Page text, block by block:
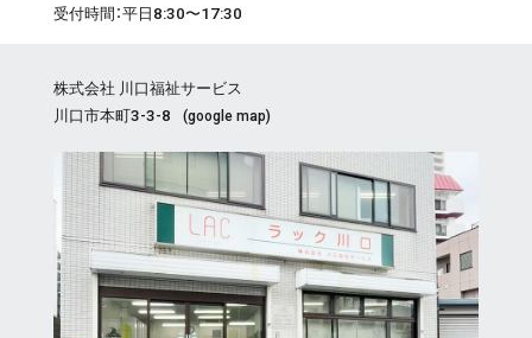
受付時間：平日8:30〜17:30
株式会社 川口福祉サービス
川口市本町3-3-8
(google map)